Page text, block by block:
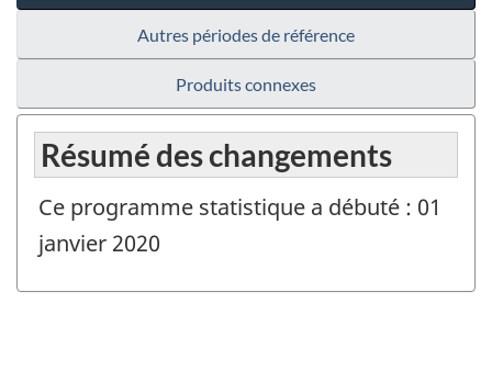
Autres périodes de référence
Produits connexes
Résumé des changements
Ce programme statistique a débuté : 01
janvier 2020